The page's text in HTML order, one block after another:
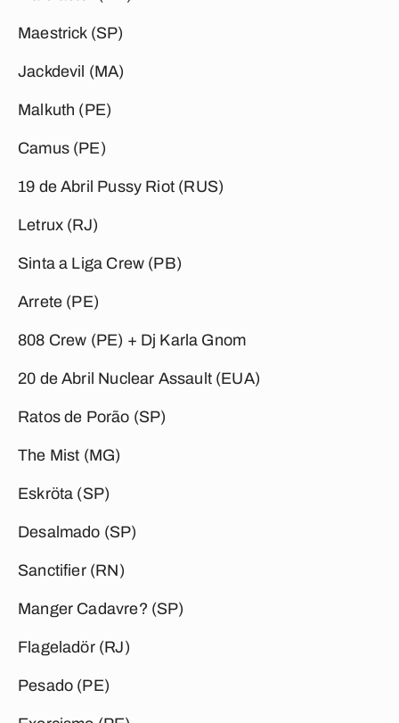
Maestrick (SP)
Jackdevil (MA)
Malkuth (PE)
Camus (PE)
19 de Abril Pussy Riot (RUS)
Letrux (RJ)
Sinta a Liga Crew (PB)
Arrete (PE)
808 Crew (PE) + Dj Karla Gnom
20 de Abril Nuclear Assault (EUA)
Ratos de Porão (SP)
The Mist (MG)
Eskröta (SP)
Desalmado (SP)
Sanctifier (RN)
Manger Cadavre? (SP)
Flageladör (RJ)
Pesado (PE)